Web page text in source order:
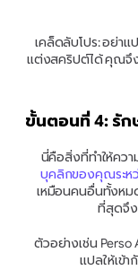
เคล็ดลับโปร: อย่า
แต่งสคริปต์ได้ คุณจึ
ขั้นตอนที่ 4: รัก
นี่คือสิ่งที่ทำให้คว
บุคลิกของคุณระห
เหมือนคนอื่นทั้งหม
ที่สุดจึ
ตัวอย่างเช่น
แปลให้เข้